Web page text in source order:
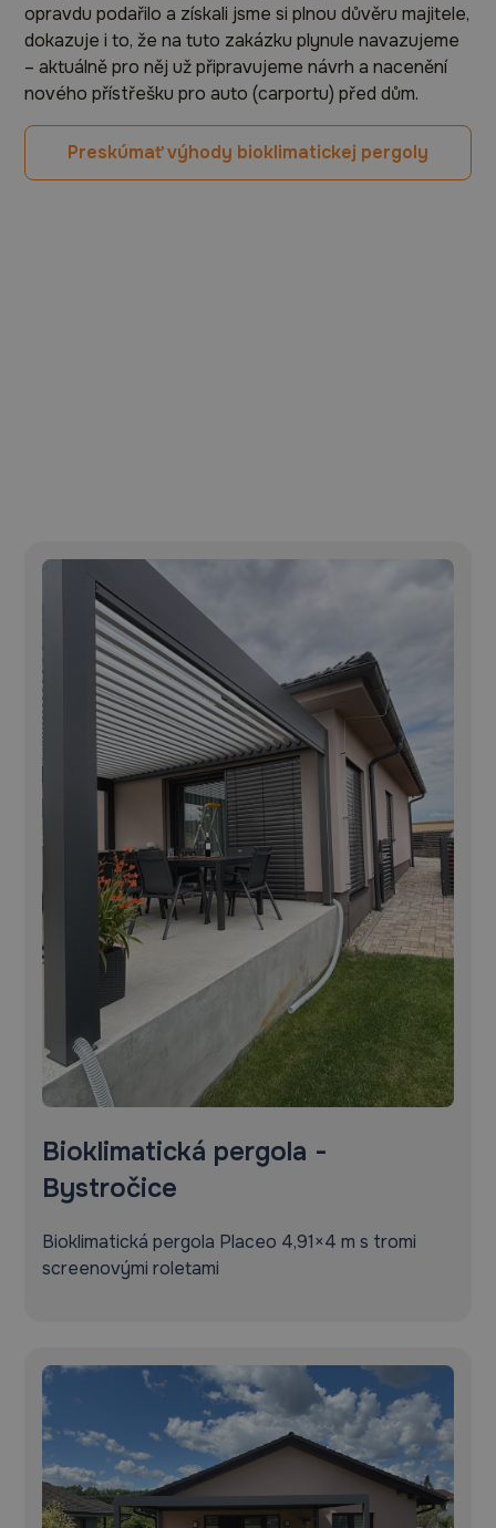
opravdu podařilo a získali jsme si plnou důvěru majitele,
dokazuje i to, že na tuto zakázku plynule navazujeme
– aktuálně pro něj už připravujeme návrh a nacenění
nového přístřešku pro auto (carportu) před dům.
Preskúmať výhody bioklimatickej pergoly
Bioklimatická pergola -
Bystročice
Bioklimatická pergola Placeo 4,91×4 m s tromi
screenovými roletami